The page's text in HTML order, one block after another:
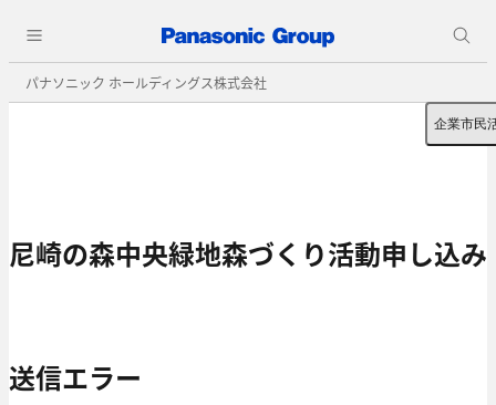
パナソニック ホールディングス株式会社
企業市民
尼崎の森中央緑地森づくり活動申し込み
送信エラー